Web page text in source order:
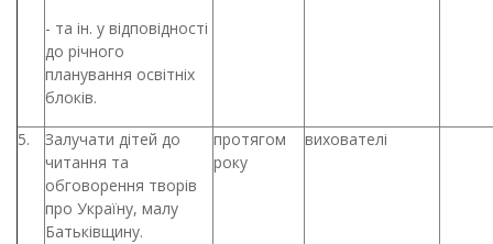
- та ін. у відповідності
до річного
планування освітніх
блоків.
5.
Залучати дітей до
читання та
обговорення творів
про Україну, малу
Батьківщину.
протягом
року
вихователі